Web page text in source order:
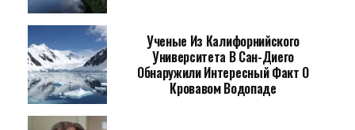
Ученые Из Калифорнийского
Университета В Сан-Диего
Обнаружили Интересный Факт О
Кровавом Водопаде